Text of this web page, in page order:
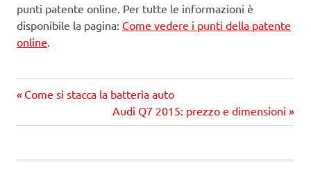
punti patente online. Per tutte le informazioni è
disponibile la pagina: Come vedere i punti della patente
online.
Navigazione
articoli
Precedente
Come si stacca la batteria auto
Prossimo
articolo
Audi Q7 2015: prezzo e dimensioni